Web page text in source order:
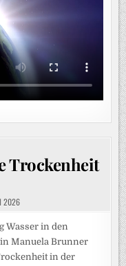
Trockenheit
2026
Wasser in den
Manuela Brunner
in der